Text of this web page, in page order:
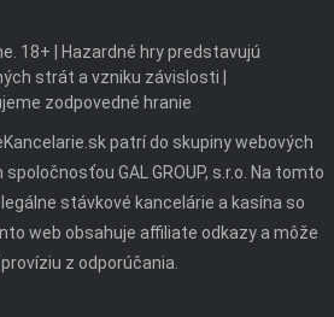
18+ | Hazardné hry predstavujú
strát a vzniku závislosti |
zodpovedné hranie
patrí do skupiny webových
GAL GROUP, s.r.o. Na tomto
stávkové kancelárie a kasína so
web obsahuje affiliate odkazy a môže
z odporúčania.